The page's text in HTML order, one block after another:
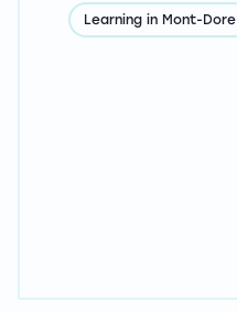
Learning in Mont-Dore